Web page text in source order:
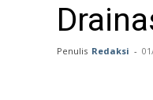
Penulis Redaksi -